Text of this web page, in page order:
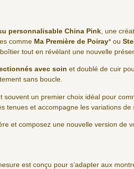
personnalisable China Pink , une
comme Ma Première de Poiray* ou
tout en révélant une nouvelle
avec soin et doublé de cuir
sans boucle.
souvent un premier choix idéal pour
tenues et accompagne les variations de
et composez une nouvelle version de
est conçu pour s’adapter aux